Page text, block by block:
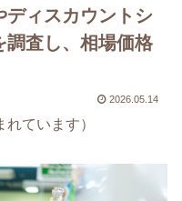
ディスカウントシ
調査し、相場価格
2026.05.14
ています）